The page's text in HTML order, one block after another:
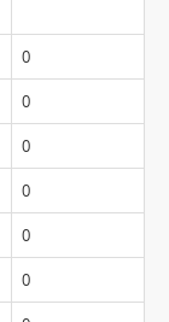
0
0
0
0
0
0